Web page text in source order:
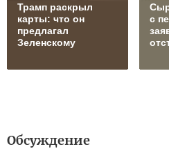
Трамп раскрыл
карты: что он
предлагал
Зеленскому
с
Обсуждение